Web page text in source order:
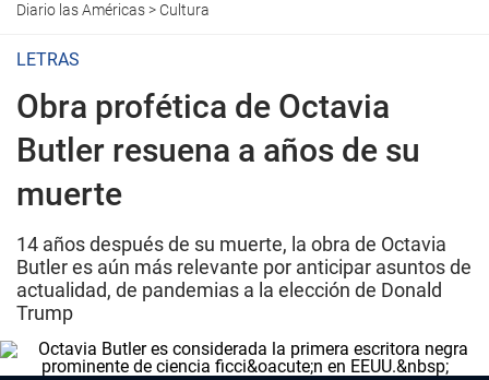
Diario las Américas> Cultura
LETRAS
Obra profética de Octavia
Butler resuena a años de su
muerte
14 años después de su muerte, la obra de Octavia
Butler es aún más relevante por anticipar asuntos de
actualidad, de pandemias a la elección de Donald
Trump